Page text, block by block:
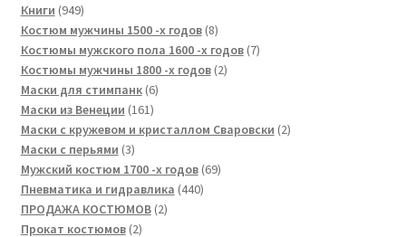
Книги 949949
товаров
Костюм мужчины 1500 -х годов 88
товаров
Костюмы мужского пола 1600 -х годов 77
Костюмы мужчины 1800 -х годов 22
Маски для стимпанк 66
Маски из Венеции 161161
товар
Маски с кружевом и кристаллом Сваровски 22
Маски с перьями 33
товара
Мужский костюм 1700 -х годов 6969
Пневматика и гидравлика 440440
ПРОДАЖА КОСТЮМОВ 22
Прокат костюмов 22